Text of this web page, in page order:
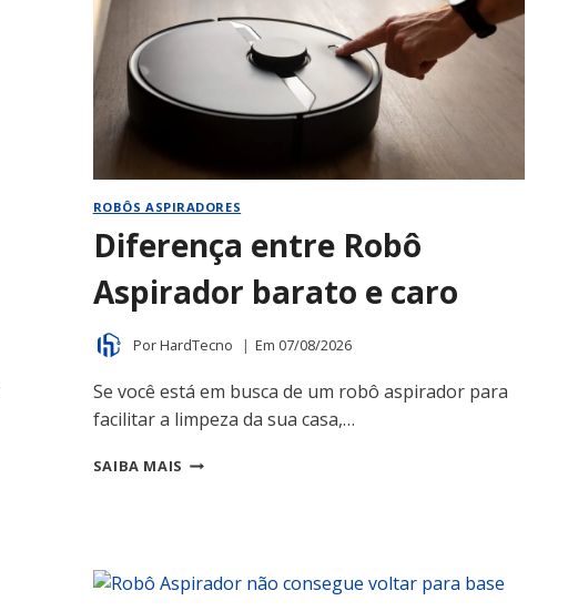
ROBÔS ASPIRADORES
Diferença entre Robô
Aspirador barato e caro
PorHardTecno Em 07/08/2026
Se você está em busca de um robô aspirador para
facilitar a limpeza da sua casa,…
SAIBA MAIS DIFERENÇA
CARO